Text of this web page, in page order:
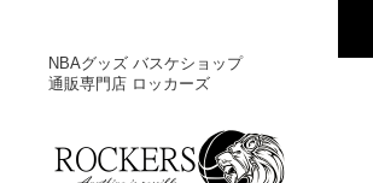
NBAグッズ バスケショップ
通販専門店 ロッカーズ